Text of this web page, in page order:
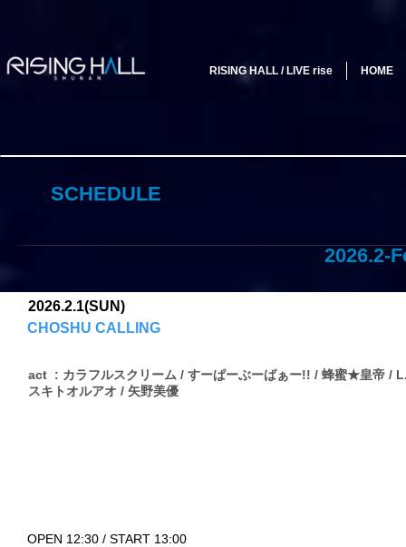
RISING HALL / LIVE rise HOME
SCHEDULE
2026.2-
2026.2.1(SUN)
CHOSHU CALLING
act : カラフルスクリーム / すーぱーぶーばぁー!! / 蜂蜜★皇帝 /
スキトオルアオ / 矢野美優
OPEN 12:30 / START 13:00